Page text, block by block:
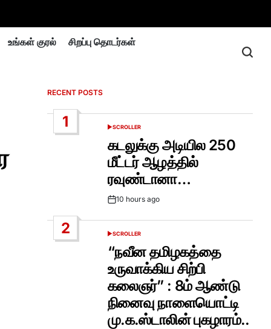
உங்கள் குரல் சிறப்பு தொடர்கள்
RECENT POSTS
1
POSTED
SCROLLER
கடலுக்கு அடியில 250
மீட்டர் ஆழத்தில்
ரவுண்டானா…
Post10 hours ago
2
POSTED
SCROLLER
“நவீன தமிழகத்தை
உருவாக்கிய சிற்பி
கலைஞர்” : 8ம் ஆண்டு
நினைவு நாளையொட்டி
மு.க.ஸ்டாலின் புகழாரம்..